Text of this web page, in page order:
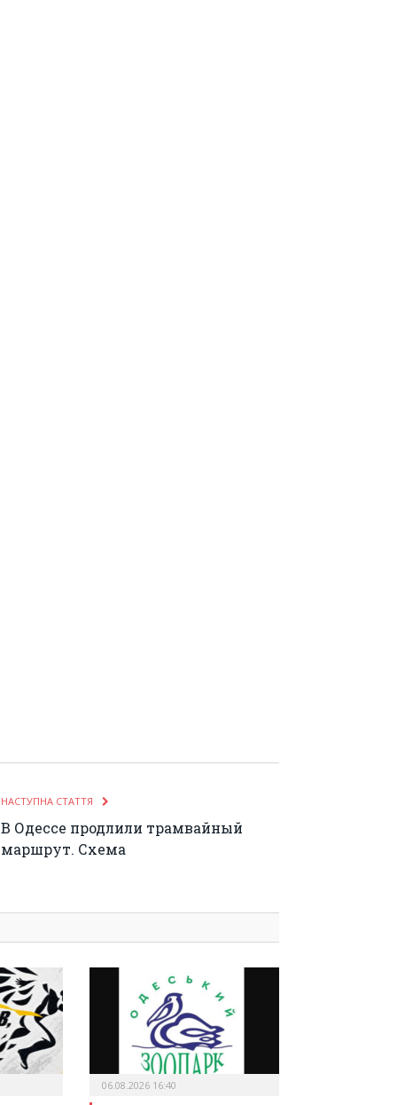
НАСТУПНА СТАТТЯ
В Одессе продлили трамвайный
маршрут. Схема
06.08.2026 16:40